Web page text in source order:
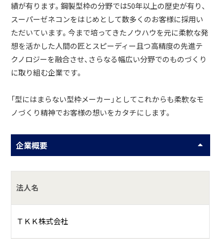
績が有ります。鋼製型枠の分野では50年以上の歴史が有り、
スーパーゼネコンをはじめとして数多くのお客様に採用い
ただいています。今まで培ってきたノウハウを元に柔軟な発
想を活かした人間の匠とスピーディー且つ高精度の先進テ
クノロジーを融合させ、さらなる幅広い分野でのものづくり
に取り組む企業です。
「型にはまらない型枠メーカー」としてこれからも柔軟なモ
ノづくり精神でお客様の想いをカタチにします。
企業概要
法人名
ＴＫＫ株式会社